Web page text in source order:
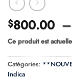
$800.00 –
Ce produit est
Catégories:
Indica